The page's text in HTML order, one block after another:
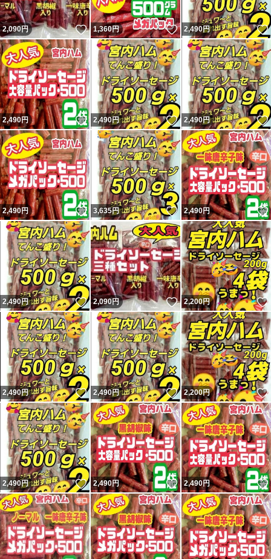
2,090円 いいね！
1,360円 いいね！
2,490円
2,490円 いいね！
2,490円 いいね！
2,490円
2,490円 いいね！
3,635円 いいね！
2,490円
2,490円 いいね！
2,090円 いいね！
2,200円
2,490円 いいね！
2,490円 いいね！
2,200円
2,490円 いいね！
2,490円 いいね！
2,490円